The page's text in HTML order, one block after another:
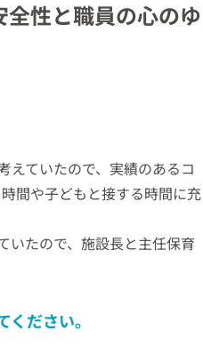
性と職員の心のゆ
えていたので、実績のあるコ
間や子どもと接する時間に充
いたので、施設長と主任保育
ください。